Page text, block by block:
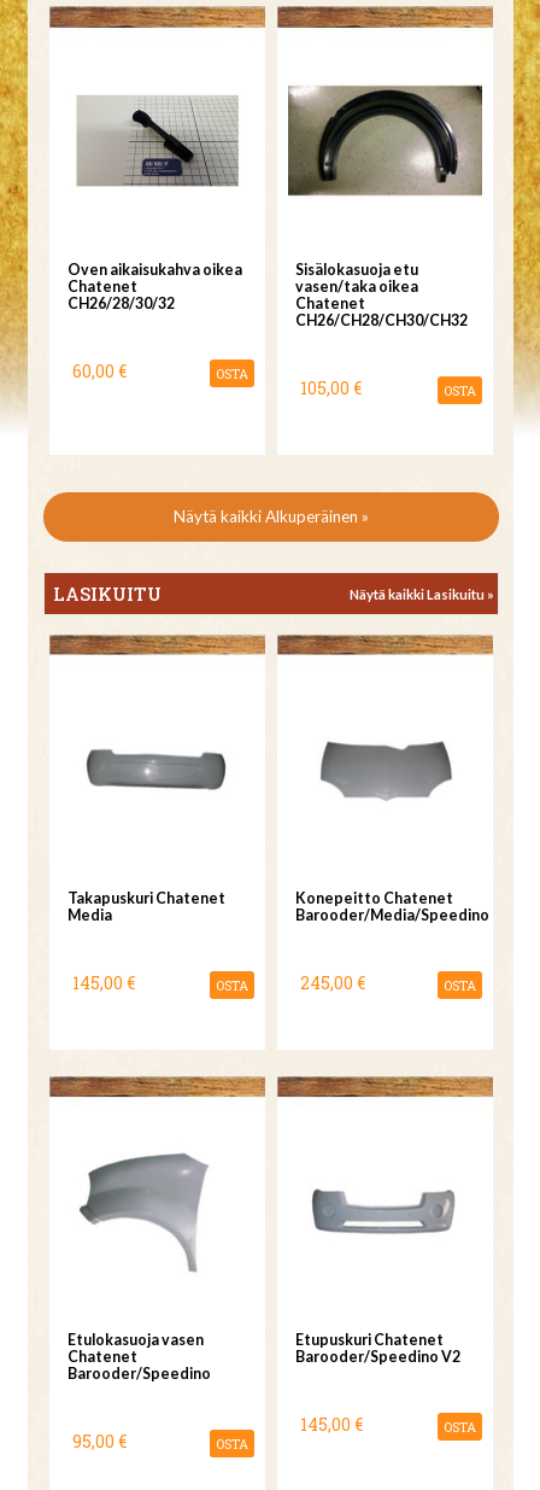
Oven aikaisukahva oikea
Chatenet
CH26/28/30/32
60,00 € OSTA
Sisälokasuoja etu
vasen/taka oikea
Chatenet
CH26/CH28/CH30/CH32
105,00 € OSTA
Näytä kaikki Alkuperäinen »
LASIKUITU Näytä kaikki Lasikuitu »
Takapuskuri Chatenet
Media
145,00 € OSTA
Konepeitto Chatenet
Barooder/Media/Speedino
245,00 € OSTA
Etulokasuoja vasen
Chatenet
Barooder/Speedino
95,00 € OSTA
Etupuskuri Chatenet
Barooder/Speedino V2
145,00 € OSTA